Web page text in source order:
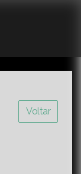
Voltar